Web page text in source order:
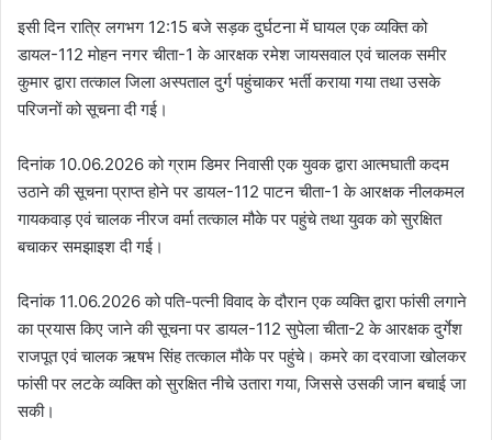
इसी दिन रात्रि लगभग 12:15 बजे सड़क दुर्घटना में घायल एक व्यक्ति को
डायल-112 मोहन नगर चीता-1 के आरक्षक रमेश जायसवाल एवं चालक समीर
कुमार द्वारा तत्काल जिला अस्पताल दुर्ग पहुंचाकर भर्ती कराया गया तथा उसके
परिजनों को सूचना दी गई।
दिनांक 10.06.2026 को ग्राम डिमर निवासी एक युवक द्वारा आत्मघाती कदम
उठाने की सूचना प्राप्त होने पर डायल-112 पाटन चीता-1 के आरक्षक नीलकमल
गायकवाड़ एवं चालक नीरज वर्मा तत्काल मौके पर पहुंचे तथा युवक को सुरक्षित
बचाकर समझाइश दी गई।
दिनांक 11.06.2026 को पति-पत्नी विवाद के दौरान एक व्यक्ति द्वारा फांसी लगाने
का प्रयास किए जाने की सूचना पर डायल-112 सुपेला चीता-2 के आरक्षक दुर्गेश
राजपूत एवं चालक ऋषभ सिंह तत्काल मौके पर पहुंचे। कमरे का दरवाजा खोलकर
फांसी पर लटके व्यक्ति को सुरक्षित नीचे उतारा गया, जिससे उसकी जान बचाई जा
सकी।